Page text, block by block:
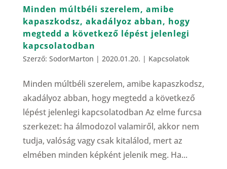
Minden múltbéli szerelem, amibe
kapaszkodsz, akadályoz abban, hogy
megtedd a következő lépést jelenlegi
kapcsolatodban
Szerző: SodorMarton | 2020.01.20. | Kapcsolatok
Minden múltbéli szerelem, amibe kapaszkodsz,
akadályoz abban, hogy megtedd a következő
lépést jelenlegi kapcsolatodban Az elme furcsa
szerkezet: ha álmodozol valamiről, akkor nem
tudja, valóság vagy csak kitalálod, mert az
elmében minden képként jelenik meg. Ha...